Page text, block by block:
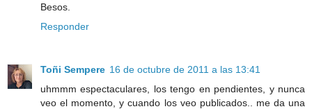
Besos.
Responder
Toñi Sempere 16 de octubre de 2011 a las 13:41
uhmmm espectaculares, los tengo en pendientes, y nunca
veo el momento, y cuando los veo publicados.. me da una